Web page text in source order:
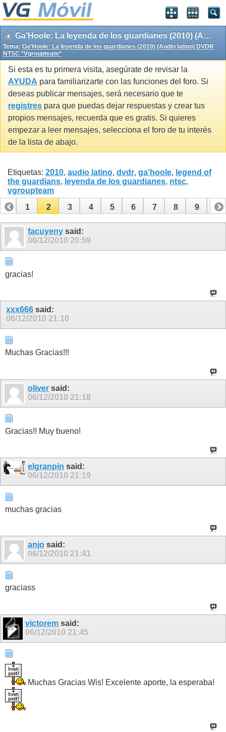
Ga'Hoole: La leyenda de los guardianes (2010) (Audio latino) DVDR NTSC *Vgroupteam*
Tema: Ga'Hoole: La leyenda de los guardianes (2010) (Audio latino) DVDR
NTSC *Vgroupteam*
Si esta es tu primera visita, asegúrate de revisar la
AYUDA para familiarizarte con las funciones del foro. Si
deseas publicar mensajes, será necesario que te
registres para que puedas dejar respuestas y crear tus
propios mensajes, recuerda que es gratis. Si quieres
empezar a leer mensajes, selecciona el foro de tu interés
de la lista de abajo.
Etiquetas: 2010, audio latino, dvdr, ga'hoole, legend of
the guardians, leyenda de los guardianes, ntsc,
vgroupteam
1
2 3 4 5 6 7 8 9 10
11facuyeny said:
06/12/2010 20:59
gracias!
xxx666 said:
06/12/2010 21:10
Muchas Gracias!!!
oliver said:
06/12/2010 21:18
Gracias!! Muy bueno!
elgranpin said:
06/12/2010 21:19
muchas gracias
anjo said:
06/12/2010 21:41
graciass
victorem said:
06/12/201021:45
Muchas Gracias Wis! Excelente aporte, la esperaba!